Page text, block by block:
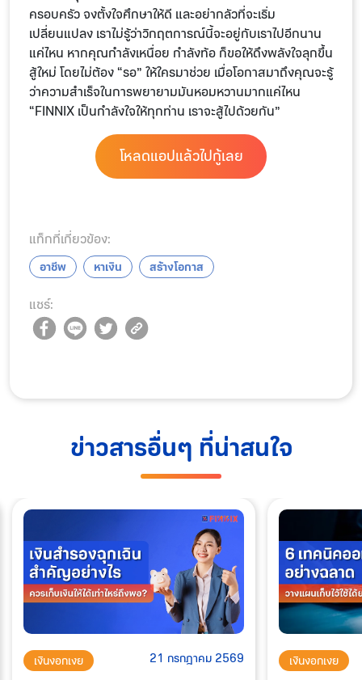
ครอบครัว จงตั้งใจศึกษาให้ดี และอย่ากลัวที่จะเริ่ม
เปลี่ยนแปลง เราไม่รู้ว่าวิกฤตการณ์นี้จะอยู่กับเราไปอีกนาน
แค่ไหน หากคุณกำลังเหนื่อย กำลังท้อ ก็ขอให้ดึงพลังใจลุกขึ้น
สู้ใหม่ โดยไม่ต้อง “รอ” ให้ใครมาช่วย เมื่อโอกาสมาถึงคุณจะรู้
ว่าความสำเร็จในการพยายามมันหอมหวานมากแค่ไหน
“FINNIX เป็นกำลังใจให้ทุกท่าน เราจะสู้ไปด้วยกัน”
โหลดแอปแล้วไปกู้เลย
แท็กที่เกี่ยวข้อง:
อาชีพ หาเงิน สร้างโอกาส
แชร์:
ข่าวสารอื่นๆ ที่น่าสนใจ
เงินงอกเงย 21 กรกฎาคม 2569 เงินงอกเงย